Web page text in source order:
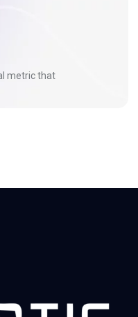
metric that